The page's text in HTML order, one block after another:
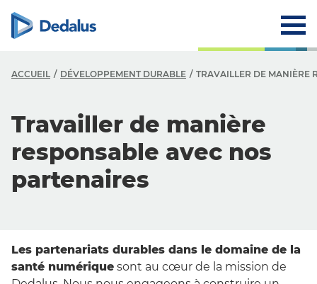
ACCUEIL DÉVELOPPEMENT DURABLE TRAVAILLER DE MANIÈRE
Travailler de manière
responsable avec nos
partenaires
Les partenariats durables dans le domaine de la
santé numérique sont au cœur de la mission de